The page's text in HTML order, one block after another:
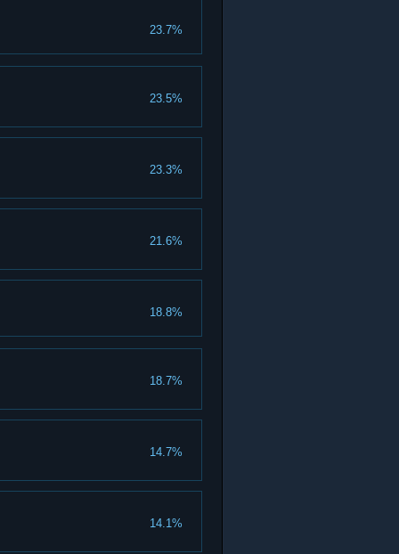
23.7%
23.5%
23.3%
21.6%
18.8%
18.7%
14.7%
14.1%